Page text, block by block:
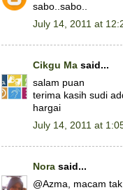
sabo..sabo..
July 14, 2011 at
Cikgu Ma said...
salam puan
terima kasih sudi
hargai
July 14, 2011 at
Nora said...
@Azma, macam